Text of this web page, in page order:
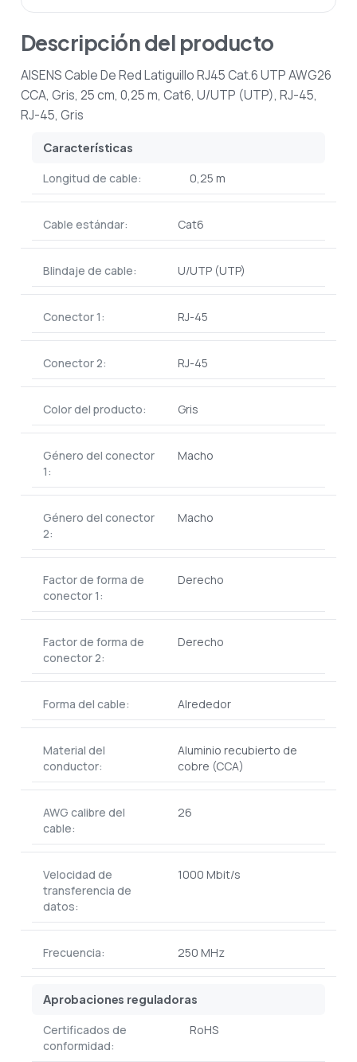
Descripción del producto
AISENS Cable De Red Latiguillo RJ45 Cat.6 UTP AWG26
CCA, Gris, 25 cm, 0,25 m, Cat6, U/UTP (UTP), RJ-45,
RJ-45, Gris
Características
Longitud de cable: 0,25 m
Cable estándar: Cat6
Blindaje de cable: U/UTP (UTP)
Conector 1: RJ-45
Conector 2: RJ-45
Color del producto: Gris
Género del conector
1:
Macho
Género del conector
2:
Macho
Factor de forma de
conector 1:
Derecho
Factor de forma de
conector 2:
Derecho
Forma del cable: Alrededor
Material del
conductor:
Aluminio recubierto de
cobre (CCA)
AWG calibre del
cable:
26
Velocidad de
transferencia de
datos:
1000 Mbit/s
Frecuencia: 250 MHz
Aprobaciones reguladoras
Certificados de
conformidad:
RoHS